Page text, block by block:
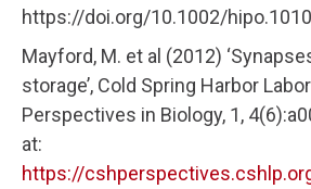
https://doi.org/10.1002/
Mayford, M. et al (2012)
storage’, Cold Spring Harbor
Perspectives in Biology, 1,
at:
https://